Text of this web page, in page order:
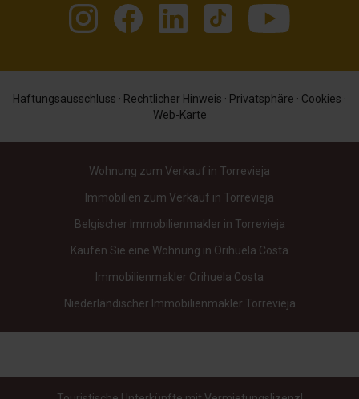
Haftungsausschluss · Rechtlicher Hinweis · Privatsphäre · Cookies ·
Web-Karte
Wohnung zum Verkauf in Torrevieja
Immobilien zum Verkauf in Torrevieja
Belgischer Immobilienmakler in Torrevieja
Kaufen Sie eine Wohnung in Orihuela Costa
Immobilienmakler Orihuela Costa
Niederländischer Immobilienmakler Torrevieja